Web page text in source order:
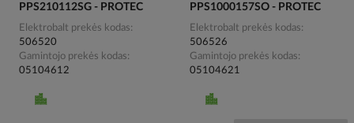
PPS210112SG - PROTEC
Elektrobalt prekės kodas
506520
Gamintojo prekės kodas
05104612
PPS1000157SO - PROTEC
Elektrobalt prekės kodas
506526
Gamintojo prekės kodas
05104621